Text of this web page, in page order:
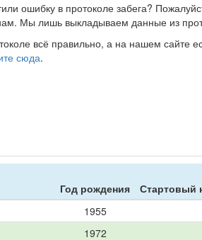
ошибку в протоколе забега?
Мы лишь выкладываем данные из
всё правильно, а на нашем сайте
сюда.
Год рождения Стартовый
1955
1972